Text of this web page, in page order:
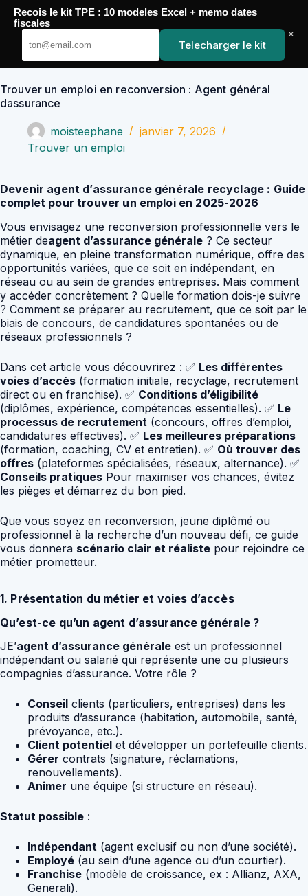
Passer
contenu
YoupiJobs
Trouver un emploi en reconversion : Agent général
dassurance
moisteephane
janvier 7, 2026
Trouver un emploi
Devenir agent d’assurance générale recyclage : Guide
complet pour trouver un emploi en 2025-2026
Vous envisagez une reconversion professionnelle vers le
métier deagent d’assurance générale ? Ce secteur
dynamique, en pleine transformation numérique, offre des
opportunités variées, que ce soit en indépendant, en
réseau ou au sein de grandes entreprises. Mais comment
y accéder concrètement ? Quelle formation dois-je suivre
? Comment se préparer au recrutement, que ce soit par le
biais de concours, de candidatures spontanées ou de
réseaux professionnels ?
Dans cet article vous découvrirez : ✅ Les différentes
voies d’accès (formation initiale, recyclage, recrutement
direct ou en franchise). ✅ Conditions d’éligibilité
(diplômes, expérience, compétences essentielles). ✅ Le
processus de recrutement (concours, offres d’emploi,
candidatures effectives). ✅ Les meilleures préparations
(formation, coaching, CV et entretien). ✅ Où trouver des
offres (plateformes spécialisées, réseaux, alternance). ✅
Conseils pratiques Pour maximiser vos chances, évitez
les pièges et démarrez du bon pied.
Que vous soyez en reconversion, jeune diplômé ou
professionnel à la recherche d’un nouveau défi, ce guide
vous donnera scénario clair et réaliste pour rejoindre ce
métier prometteur.
1. Présentation du métier et voies d’accès
Qu’est-ce qu’un agent d’assurance générale ?
JE’agent d’assurance générale est un professionnel
indépendant ou salarié qui représente une ou plusieurs
compagnies d’assurance. Votre rôle ?
Conseil clients (particuliers, entreprises) dans les
produits d’assurance (habitation, automobile, santé,
prévoyance, etc.).
Client potentiel et développer un portefeuille clients.
Gérer contrats (signature, réclamations,
renouvellements).
Animer une équipe (si structure en réseau).
Statut possible :
Indépendant (agent exclusif ou non d’une société).
Employé (au sein d’une agence ou d’un courtier).
Franchise (modèle de croissance, ex : Allianz, AXA,
Generali).
Recois le kit TPE : 10 modeles Excel + memo dates
fiscales
Telecharger le kit
×